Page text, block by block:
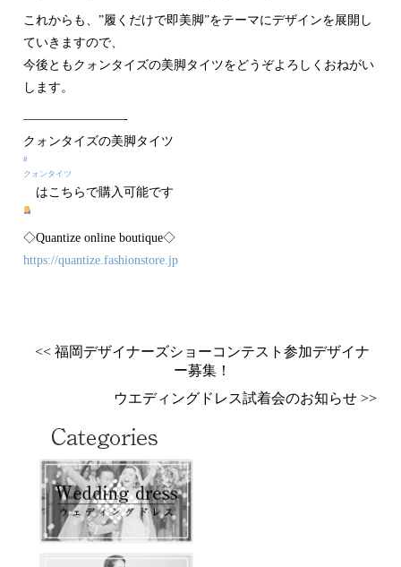
これからも、”履くだけで即美脚”をテーマにデザインを展開し
ていきますので、
今後ともクォンタイズの美脚タイツをどうぞよろしくおねがい
します。
————————-
クォンタイズの美脚タイツ
#
クォンタイツ
はこちらで購入可能です
◇Quantize online boutique◇
https://quantize.fashionstore.jp
<< 福岡デザイナーズショーコンテスト参加デザイナ
ー募集！
ウエディングドレス試着会のお知らせ >>